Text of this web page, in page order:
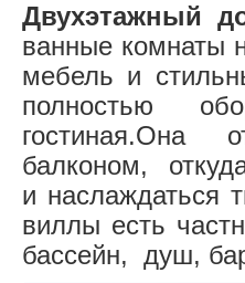
Двухэтажный
ванные комнаты
мебель и
полностью
гостиная.Она
балконом,
и наслаждаться
виллы есть
бассейн, душ,